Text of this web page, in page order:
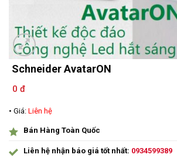
Schneider AvatarON
0 đ
• Giá: Liên hệ
Bán Hàng Toàn Quốc
Liên hệ nhận báo giá tốt nhất: 0934599389